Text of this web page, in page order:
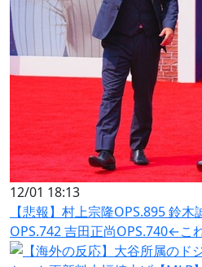
12/01 18:13
【悲報】村上宗隆OPS.895 鈴
OPS.742 吉田正尚OPS.740←こ